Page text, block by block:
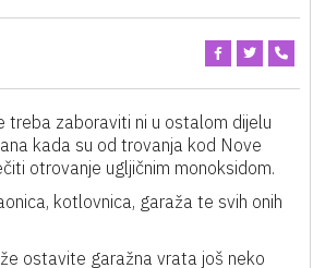
treba zaboraviti ni u ostalom dijelu
kada su od trovanja kod Nove
otrovanje ugljičnim monoksidom.
kotlovnica, garaža te svih onih
ostavite garažna vrata još neko